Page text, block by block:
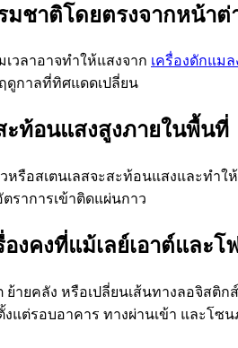
มชาติโดยตรงจากหน้าต่
วลาอาจทำให้แสงจาก เครื่องดักแมล
ดูกาลที่ทิศแดดเปลี่ยน
ะท้อนแสงสูงภายในพื้นที่
หรือสเตนเลสจะสะท้อนแสงและทำใ
ราการเข้าติดแผ่นกาว
องคงที่แม้เลย์เอาต์และโ
ย้ายคลัง หรือเปลี่ยนเส้นทางลอจิสติ
งแต่รอบอาคาร ทางผ่านเข้า และโซ